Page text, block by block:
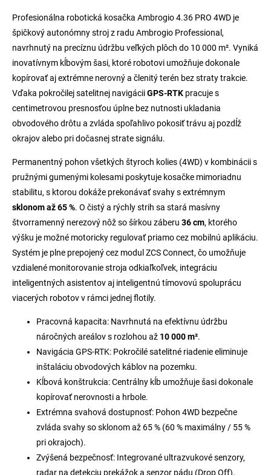
Profesionálna robotická kosačka Ambrogio 4.36 PRO 4WD je
špičkový autonómny stroj z radu Ambrogio Professional,
navrhnutý na precíznu údržbu veľkých plôch do 10 000 m². Vyniká
inovatívnym kĺbovým šasi, ktoré robotovi umožňuje dokonale
kopírovať aj extrémne nerovný a členitý terén bez straty trakcie.
Vďaka pokročilej satelitnej navigáciiGPS-RTK pracuje s
centimetrovou presnosťou úplne bez nutnosti ukladania
obvodového drôtu a zvláda spoľahlivo pokosiť trávu aj pozdĺž
okrajov alebo pri dočasnej strate signálu.
Permanentný pohon všetkých štyroch kolies (4WD) v kombinácii s
pružnými gumenými kolesami poskytuje kosačke mimoriadnu
stabilitu, s ktorou dokáže prekonávať svahy s extrémnym
sklonom až 65 %. O čistý a rýchly strih sa stará masívny
štvorramenný nerezový nôž so šírkou záberu 36 cm, ktorého
výšku je možné motoricky regulovať priamo cez mobilnú aplikáciu.
Systém je plne prepojený cez modul ZCS Connect, čo umožňuje
vzdialené monitorovanie stroja odkiaľkoľvek, integráciu
inteligentných asistentov aj inteligentnú tímovovú spoluprácu
viacerých robotov v rámci jednej flotily.
Pracovná kapacita: Navrhnutá na efektívnu údržbu
náročných areálov s rozlohou až 10 000 m².
Navigácia GPS-RTK: Pokročilé satelitné riadenie eliminuje
inštaláciu obvodových káblov na pozemku.
Kĺbová konštrukcia: Centrálny kĺb umožňuje šasi dokonale
kopírovať nerovnosti a hrbole.
Extrémna svahová dostupnosť: Pohon 4WD bezpečne
zvláda svahy so sklonom až 65 % (60 % maximálny / 55 %
pri okrajoch).
Zvýšená bezpečnosť: Integrované ultrazvukové senzory,
radar na detekciu prekážok a senzor pádu (Drop Off).